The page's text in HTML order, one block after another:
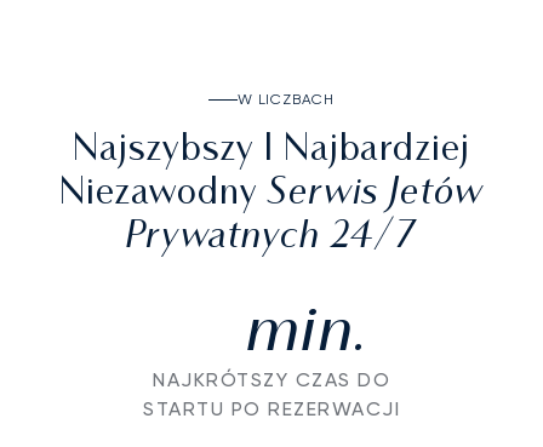
W LICZBACH
Najszybszy I Najbardziej
NiezawodnySerwis Jetów
Prywatnych 24/7
min.
NAJKRÓTSZY CZAS DO
STARTU PO REZERWACJI